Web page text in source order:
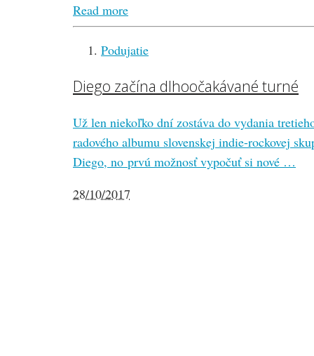
Read more
Podujatie
Diego začína dlhoočakávané turné
Už len niekoľko dní zostáva do vydania
radového albumu slovenskej indie-rockovej
Diego, no prvú možnosť vypočuť si nové …
28/10/2017